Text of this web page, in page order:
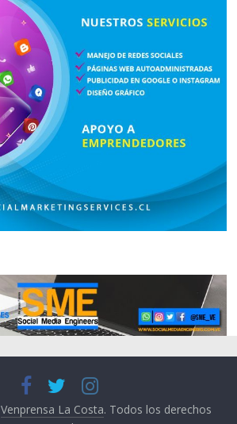
Venprensa La Costa. Todos los derechos